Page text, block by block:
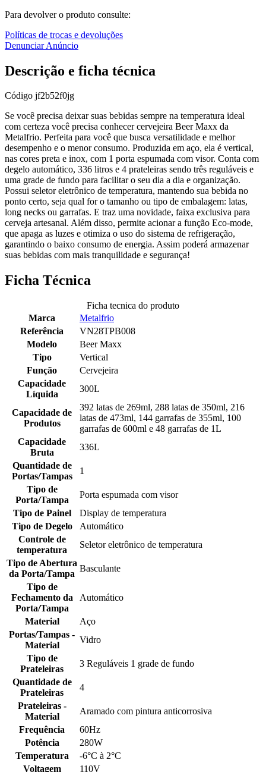
Para devolver o produto consulte:
Políticas de trocas e devoluções
Denunciar Anúncio
Descrição e ficha técnica
Código jf2b52f0jg
Se você precisa deixar suas bebidas sempre na temperatura ideal
com certeza você precisa conhecer cervejeira Beer Maxx da
Metalfrio. Perfeita para você que busca versatilidade e melhor
desempenho e o menor consumo. Produzida em aço, ela é vertical,
nas cores preta e inox, com 1 porta espumada com visor. Conta com
degelo automático, 336 litros e 4 prateleiras sendo três reguláveis e
uma grade de fundo para facilitar o seu dia a dia e organização.
Possui seletor eletrônico de temperatura, mantendo sua bebida no
ponto certo, seja qual for o tamanho ou tipo de embalagem: latas,
long necks ou garrafas. E traz uma novidade, faixa exclusiva para
cerveja artesanal. Além disso, permite acionar a função Eco-mode,
que apaga as luzes e otimiza o uso do sistema de refrigeração,
garantindo o baixo consumo de energia. Assim poderá armazenar
suas bebidas com mais tranquilidade e segurança!
Ficha Técnica
Ficha tecnica do produto
Marca
Metalfrio
Referência
VN28TPB008
Modelo
Beer Maxx
Tipo
Vertical
Função
Cervejeira
Capacidade
Líquida
300L
Capacidade de
Produtos
392 latas de 269ml, 288 latas de 350ml, 216
latas de 473ml, 144 garrafas de 355ml, 100
garrafas de 600ml e 48 garrafas de 1L
Capacidade
Bruta
336L
Quantidade de
Portas/Tampas
1
Tipo de
Porta/Tampa
Porta espumada com visor
Tipo de Painel
Display de temperatura
Tipo de Degelo
Automático
Controle de
temperatura
Seletor eletrônico de temperatura
Tipo de Abertura
da Porta/Tampa
Basculante
Tipo de
Fechamento da
Porta/Tampa
Automático
Material
Aço
Portas/Tampas -
Material
Vidro
Tipo de
Prateleiras
3 Reguláveis 1 grade de fundo
Quantidade de
Prateleiras
4
Prateleiras -
Material
Aramado com pintura anticorrosiva
Frequência
60Hz
Potência
280W
Temperatura
-6°C à 2°C
Voltagem
110V